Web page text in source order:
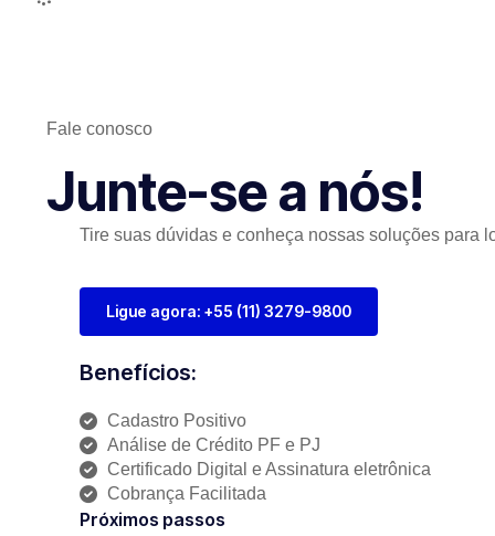
Fale conosco
Junte-se a nós!
Tire suas dúvidas e conheça nossas soluções para
Ligue agora: +55 (11) 3279-9800
Benefícios:
Cadastro Positivo
Análise de Crédito PF e PJ
Certificado Digital e Assinatura eletrônica
Cobrança Facilitada
Próximos passos